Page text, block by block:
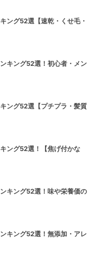
ング52選【速乾・くせ毛・
キング52選！初心者・メン
ング52選【プチプラ・髪質
ング52選！【焦げ付かな
キング52選！味や栄養価の
キング52選！無添加・アレ